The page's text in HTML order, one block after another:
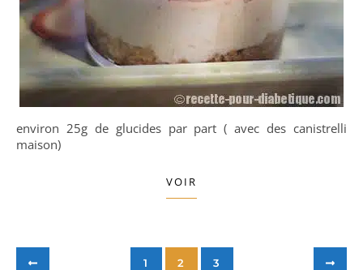
environ 25g de glucides par part ( avec des canistrelli
maison)
VOIR
1 2 3